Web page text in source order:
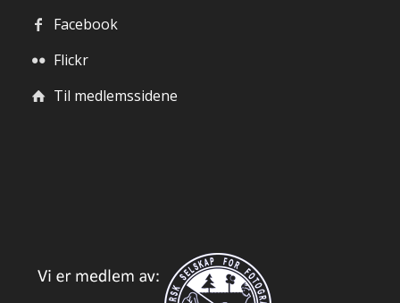
Facebook
Flickr
Til medlemssidene